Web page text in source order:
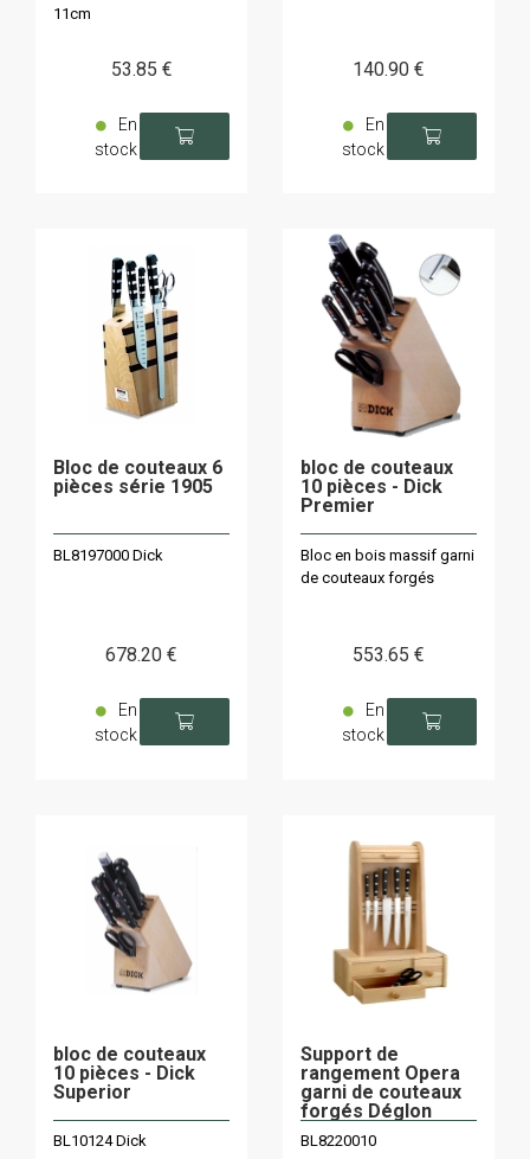
11cm
53.85 €
En
stock
140.90 €
En
stock
Bloc de couteaux 6
pièces série 1905
BL8197000 Dick
678.20 €
En
stock
bloc de couteaux
10 pièces - Dick
Premier
Bloc en bois massif garni
de couteaux forgés
553.65 €
En
stock
bloc de couteaux
10 pièces - Dick
Superior
BL10124 Dick
Support de
rangement Opera
garni de couteaux
forgés Déglon
Cuisine Idéale
BL8220010